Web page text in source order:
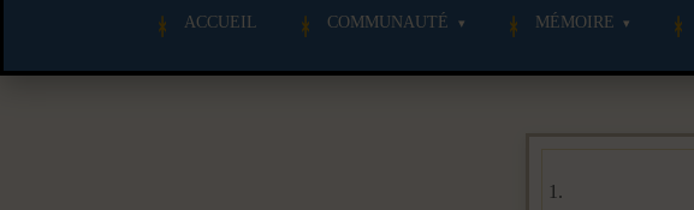
ACCUEIL COMMUNAUTÉ MÉMOIRE